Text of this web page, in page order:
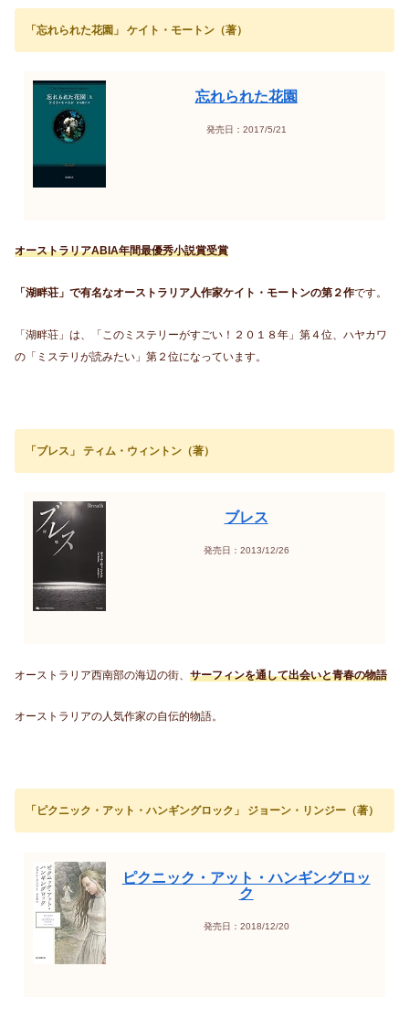
「忘れられた花園」 ケイト・モートン（著）
忘れられた花園
発売日：2017/5/21
オーストラリアABIA年間最優秀小説賞受賞
「湖畔荘」で有名なオーストラリア人作家ケイト・モートンの第２作です。
「湖畔荘」は、「このミステリーがすごい！２０１８年」第４位、ハヤカワ
の「ミステリが読みたい」第２位になっています。
「ブレス」 ティム・ウィントン（著）
ブレス
発売日：2013/12/26
オーストラリア西南部の海辺の街、 サーフィンを通して出会いと青春の物語
オーストラリアの人気作家の自伝的物語。
「ピクニック・アット・ハンギングロック」 ジョーン・リンジー（著）
ピクニック・アット・ハンギングロッ
ク
発売日：2018/12/20